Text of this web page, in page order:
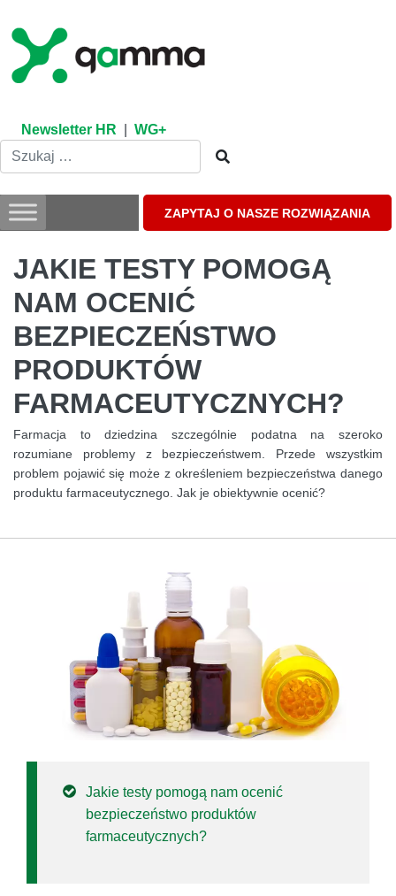
content
Newsletter HR WG+
ZAPYTAJ O NASZE ROZWIĄZANIA
JAKIE TESTY POMOGĄ
NAM OCENIĆ
BEZPIECZEŃSTWO
PRODUKTÓW
FARMACEUTYCZNYCH?
Farmacja to dziedzina szczególnie podatna na szeroko
rozumiane problemy z bezpieczeństwem. Przede wszystkim
problem pojawić się może z określeniem bezpieczeństwa danego
produktu farmaceutycznego. Jak je obiektywnie ocenić?
Jakie testy pomogą nam ocenić
bezpieczeństwo produktów
farmaceutycznych?